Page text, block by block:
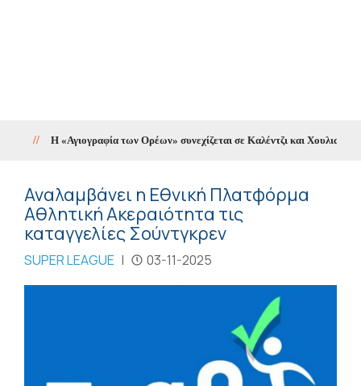
Η «Αγιογραφία των Ορέων» συνεχίζεται σε Καλέντζι και Χουλιαράδες
Αναλαμβάνει η Εθνική Πλατφόρμα
Αθλητική Ακεραιότητα τις
καταγγελίες Σούντγκρεν
SUPER LEAGUE | 03-11-2025